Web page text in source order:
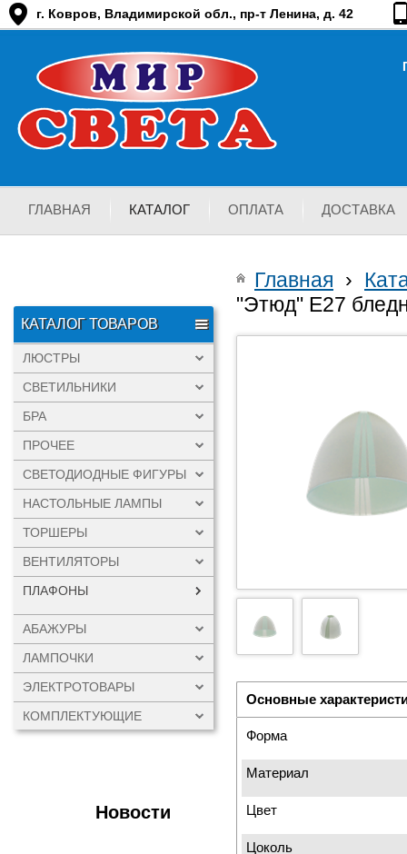
г. Ковров, Владимирской обл., пр-т Ленина, д. 42
ГЛАВНАЯ КАТАЛОГ ОПЛАТА ДОСТАВКА
КАТАЛОГ ТОВАРОВ
ЛЮСТРЫ
СВЕТИЛЬНИКИ
БРА
ПРОЧЕЕ
СВЕТОДИОДНЫЕ ФИГУРЫ
НАСТОЛЬНЫЕ ЛАМПЫ
ТОРШЕРЫ
ВЕНТИЛЯТОРЫ
ПЛАФОНЫ
АБАЖУРЫ
ЛАМПОЧКИ
ЭЛЕКТРОТОВАРЫ
КОМПЛЕКТУЮЩИЕ
Новости
Главная ›
"Этюд" Е27
Основные
Форма
Материал
Цвет
Цоколь